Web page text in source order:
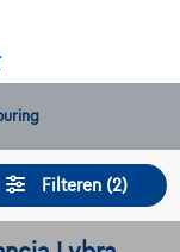
Filteren (2)